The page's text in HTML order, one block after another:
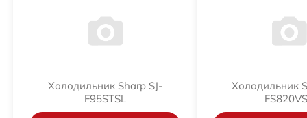
Холодильник Sharp SJ-
F95STSL
Холодильник